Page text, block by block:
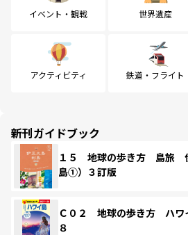
イベント・観戦 世界遺産
アクティビティ 鉄道・フライト
新刊ガイドブック
１５ 地球の歩き方 島旅
島①）３訂版
Ｃ０２ 地球の歩き方 ハワ
８